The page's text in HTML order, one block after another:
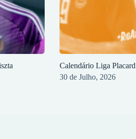
Calendário Liga
30 de Julho, 2026